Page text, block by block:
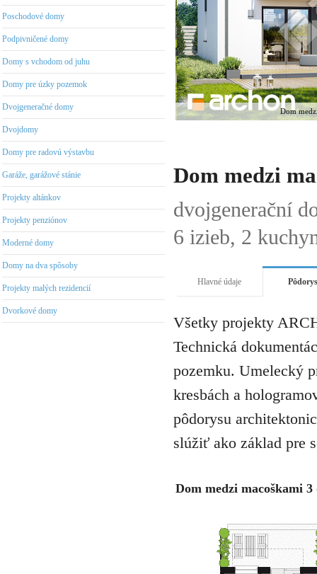
Poschodové domy
Podpivničené domy
Domy s vchodom od juhu
Domy pre úzky pozemok
Dvojgeneračné domy
Dvojdomy
Domy pre radovú výstavbu
Garáže, garážové stánie
Projekty altánkov
Projekty penziónov
Moderné domy
Domy na dva spôsoby
Projekty malých rezidencií
Dvorkové domy
Dom
Dom medzi
dvojgenerační
6 izieb, 2
Hlavné údaje
Všetky projekty
Technická
pozemku. Umelecký
kresbách a
pôdorysu
slúžiť ako základ pre
Dom medzi macoškami